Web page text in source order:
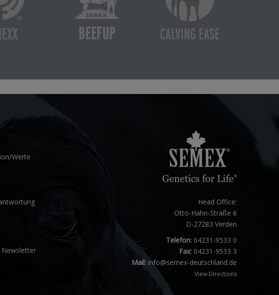
Werte
Newsletter
Head Office:
Otto-Hahn-Straße 6
D-27283 Verden
Telefon:04231-9533 0
Fax:04231-9533 3
Mail: info@semex-deutschland.de
View Directions